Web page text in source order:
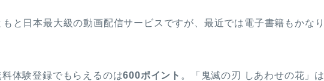
もと日本最大級の動画配信サービスですが、最近では電子書籍もかなり
体験登録でもらえるのは600ポイント 。「鬼滅の刃 しあわせの花」は